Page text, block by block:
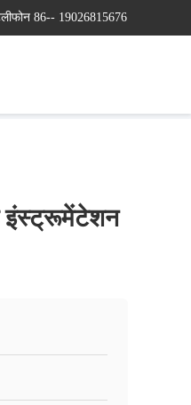
86-- 19026815676
इंस्ट्रूमेंटेशन